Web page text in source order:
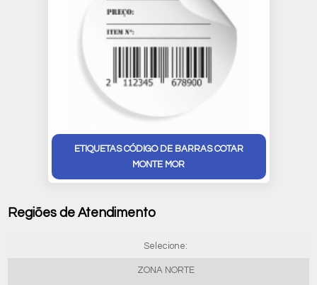
ETIQUETAS CÓDIGO DE BARRAS COTAR
MONTE MOR
Regiões de Atendimento
Selecione:
ZONA NORTE